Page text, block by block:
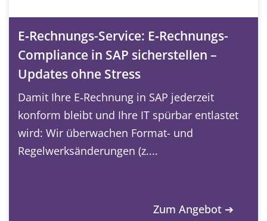
E‑Rechnungs-Service: E‑Rechnungs-
Compliance in SAP sicherstellen –
Updates ohne Stress
Damit Ihre E‑Rechnung in SAP jederzeit
konform bleibt und Ihre IT spürbar entlastet
wird: Wir überwachen Format- und
Regelwerksänderungen (z....
Zum Angebot ➔